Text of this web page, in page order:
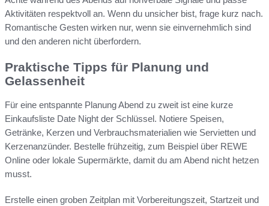
Aktivitäten respektvoll an. Wenn du unsicher bist, frage kurz nach.
Romantische Gesten wirken nur, wenn sie einvernehmlich sind
und den anderen nicht überfordern.
Praktische Tipps für Planung und
Gelassenheit
Für eine entspannte Planung Abend zu zweit ist eine kurze
Einkaufsliste Date Night der Schlüssel. Notiere Speisen,
Getränke, Kerzen und Verbrauchsmaterialien wie Servietten und
Kerzenanzünder. Bestelle frühzeitig, zum Beispiel über REWE
Online oder lokale Supermärkte, damit du am Abend nicht hetzen
musst.
Erstelle einen groben Zeitplan mit Vorbereitungszeit, Startzeit und